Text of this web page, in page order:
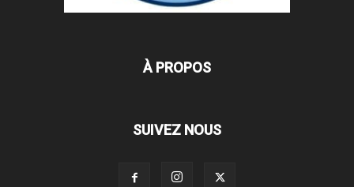
À PROPOS
SUIVEZ NOUS